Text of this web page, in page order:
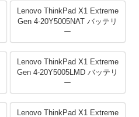
Lenovo ThinkPad X1 Extreme
Gen 4-20Y5005NAT バッテリ
ー
Lenovo ThinkPad X1 Extreme
Gen 4-20Y5005LMD バッテリ
ー
Lenovo ThinkPad X1 Extreme